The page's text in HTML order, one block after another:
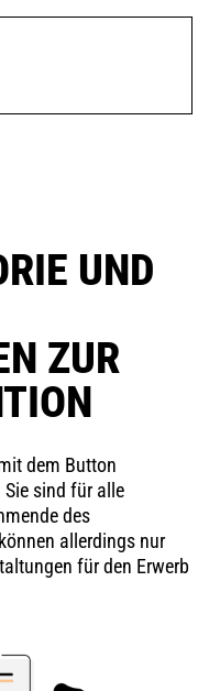
UND
ZUR
dem Button
Sie sind für alle
des
allerdings nur
für den Erwerb